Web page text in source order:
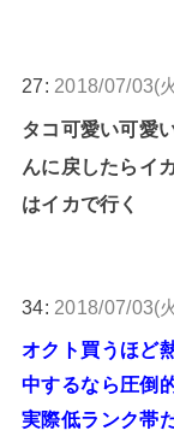
27: 2018/07/03(
タコ可愛い可愛
んに戻したらイ
はイカで行く
34: 2018/07/03(
オクト買うほど
中するなら圧倒
実際低ランク帯